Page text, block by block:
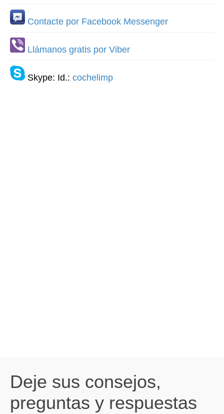
Contacte por Facebook Messenger
Llámanos gratis por Viber
Skype: Id.: cochelimp
Deje sus consejos,
preguntas y respuestas